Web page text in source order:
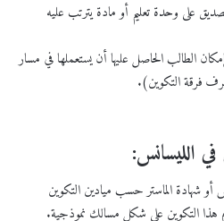
على وحدة تعليم أو مادة يترتب عليه
الطالب الحاصل عليها أن يستعملها في مسار
فرقة التكوين).
شهادة الماستر حسب ميادين التكوين
التكوين على شكل مسالك نموذجية.